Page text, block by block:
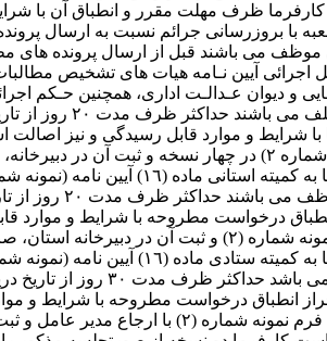
جرائم نسبت به ارسال پرونده مطالباتی و
موظف می باشند قبل از ارسال پرونده
و دیوان عـدالـت اداری، همچنین حـکم
١٧‏‏- کمیته
با شرایط و موارد قابل رسیدگی و نیز
ماده (١٦) آیین نامه (نمونه شماره ٢) در
(نمونه شماره ٣) به اداره کل استان ارسال نمایند.
١٨‏‏- کمیته
درخواست مطروحه با شرایط و موارد
صورتجلسه موضوع فرم نمونه شماره (٢)
شماره٤) به اداره کل وصول حق بیمه ارسال نمایند.
١٩‏‏- کمیته ستادی
انطباق درخواست مطروحه با شرایط و
آن در دبیرخانه ستاد به شرح ذیل اقدام نمایند: